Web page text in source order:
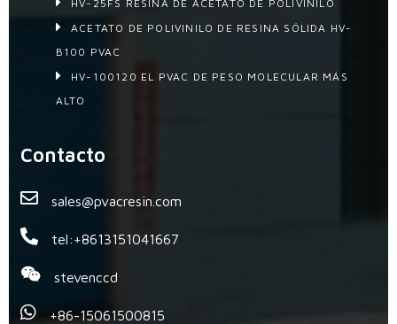
HV-25FS RESINA DE ACETATO DE POLIVINILO
ACETATO DE POLIVINILO DE RESINA SÓLIDA HV-
B100 PVAC
HV-100120 EL PVAC DE PESO MOLECULAR MÁS
ALTO
Contacto
sales@pvacresin.com
tel:+8613151041667
stevenccd
+86-15061500815